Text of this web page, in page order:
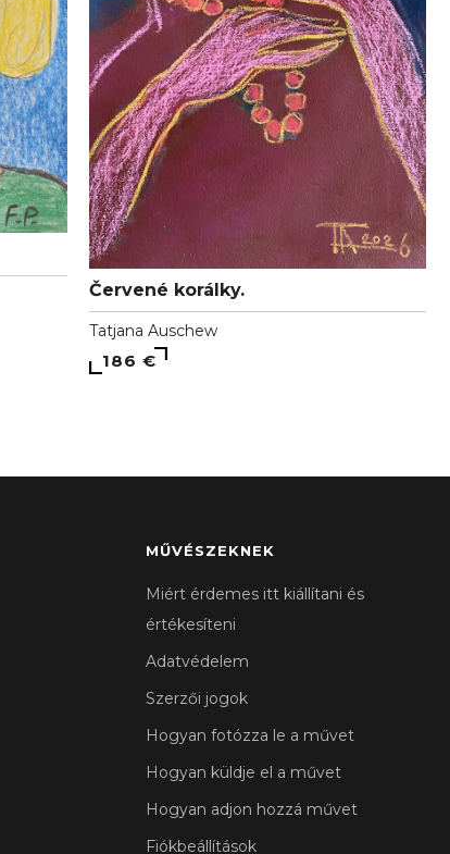
Červené korálky.
Tatjana Auschew
186 €
MŰVÉSZEKNEK
Miért érdemes itt kiállítani és
értékesíteni
Adatvédelem
Szerzői jogok
Hogyan fotózza le a művet
Hogyan küldje el a művet
Hogyan adjon hozzá művet
Fiókbeállítások